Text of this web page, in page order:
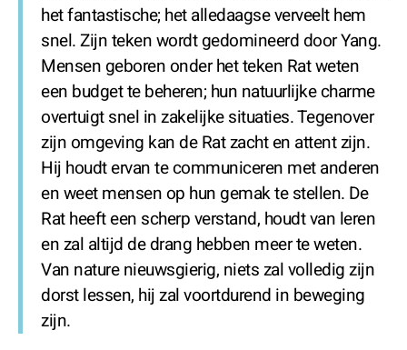
het fantastische; het alledaagse verveelt hem
snel. Zijn teken wordt gedomineerd door Yang.
Mensen geboren onder het teken Rat weten
een budget te beheren; hun natuurlijke charme
overtuigt snel in zakelijke situaties. Tegenover
zijn omgeving kan de Rat zacht en attent zijn.
Hij houdt ervan te communiceren met anderen
en weet mensen op hun gemak te stellen. De
Rat heeft een scherp verstand, houdt van leren
en zal altijd de drang hebben meer te weten.
Van nature nieuwsgierig, niets zal volledig zijn
dorst lessen, hij zal voortdurend in beweging
zijn.